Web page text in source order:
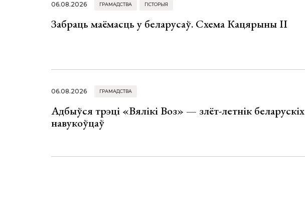
06.08.2026 ГРАМАДСТВА ГІСТОРЫЯ
Забраць маёмасць у беларусаў. Схема Кацярыны ІІ
06.08.2026 ГРАМАДСТВА
Адбыўся трэці «Вялікі Воз» — злёт-летнік беларускіх
навукоўцаў